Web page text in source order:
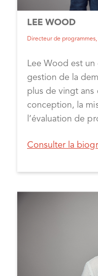
ainsi que d’une
systèmes
ingénieure civile
AP.
LEE WOOD
Directeur de
Lee Wood est
gestion de la
plus de vingt ans
conception, la
l’évaluation de
énergétiques
énergétique
responsable de
programmes
Auparavant, Lee
rapide du
Side Grid
Consulter la